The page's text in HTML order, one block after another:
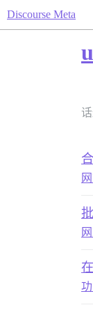
Discourse Meta